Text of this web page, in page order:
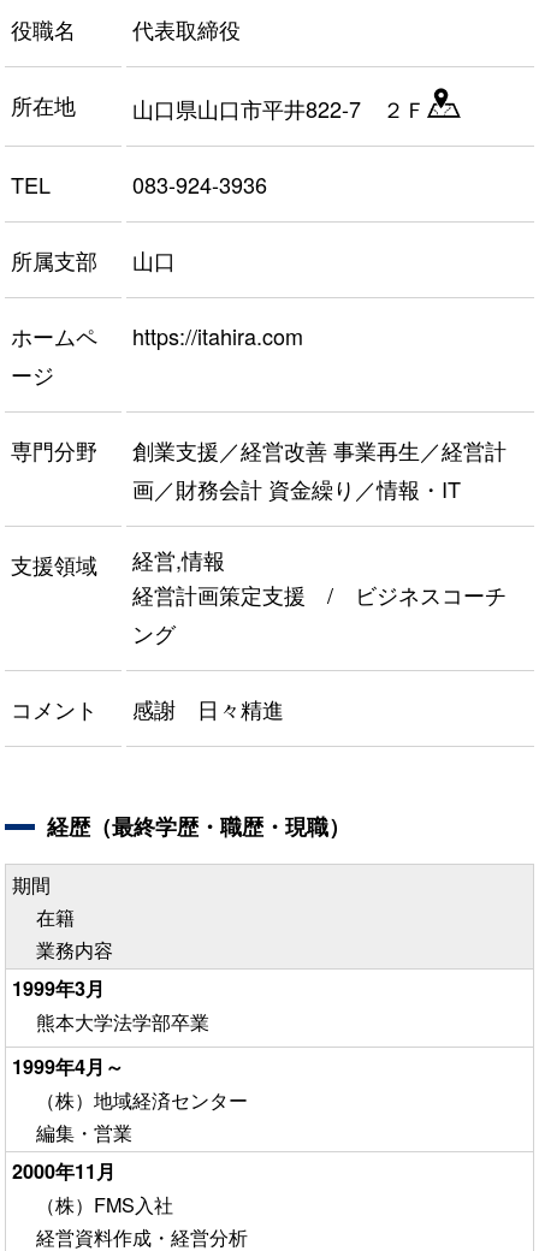
役職名 代表取締役
所在地 山口県山口市平井822-7 ２Ｆ
TEL 083-924-3936
所属支部 山口
ホームペ
ージ
https://itahira.com
専門分野
創業支援／経営改善 事業再生／経営計
画／財務会計 資金繰り／情報・IT
支援領域
経営,情報
経営計画策定支援 / ビジネスコーチ
ング
コメント 感謝 日々精進
経歴（最終学歴・職歴・現職）
期間
在籍
業務内容
1999年3月
熊本大学法学部卒業
1999年4月～
（株）地域経済センター
編集・営業
2000年11月
（株）FMS入社
経営資料作成・経営分析